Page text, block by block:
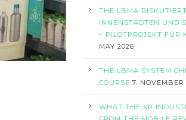
THE LBMA
INNENSTÄDTEN UND
– PILOTPROJEKT FÜR
MAY 2026
THE LBMA SYSTEM
COURSE 7. NOVEMBER
WHAT THE XR